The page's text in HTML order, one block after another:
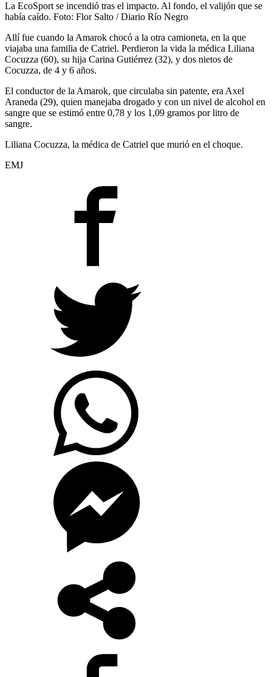
La EcoSport se incendió tras el impacto. Al fondo, el valijón que se
había caído. Foto: Flor Salto / Diario Río Negro
Allí fue cuando la Amarok chocó a la otra camioneta, en la que
viajaba una familia de Catriel. Perdieron la vida la médica Liliana
Cocuzza (60), su hija Carina Gutiérrez (32), y dos nietos de
Cocuzza, de 4 y 6 años.
El conductor de la Amarok, que circulaba sin patente, era Axel
Araneda (29), quien manejaba drogado y con un nivel de alcohol en
sangre que se estimó entre 0,78 y los 1,09 gramos por litro de
sangre.
Liliana Cocuzza, la médica de Catriel que murió en el choque.
EMJ